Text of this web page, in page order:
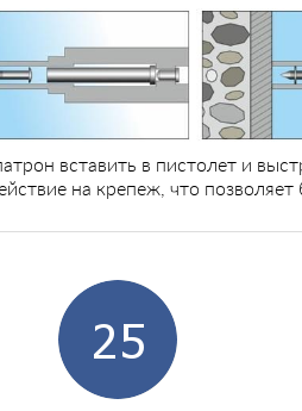
вставить в пистолет и
на крепеж, что